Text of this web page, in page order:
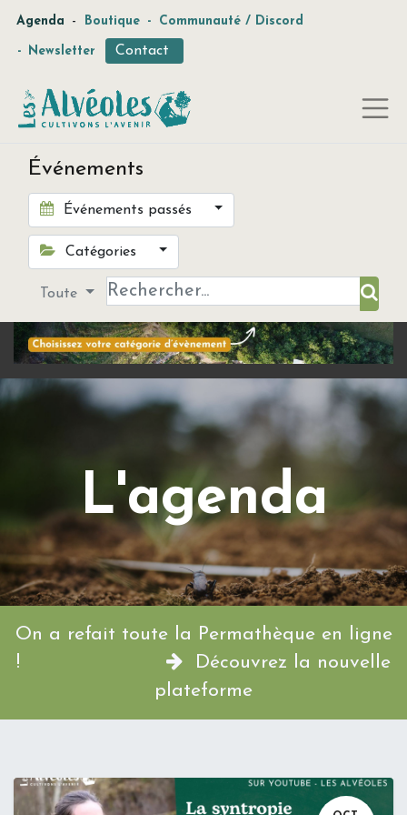
Agenda - Boutique - Communauté / Discord
- Newsletter Contact
Événements
Événements passés
Catégories
Toute
L'agenda
On a refait toute la Permathèque en ligne
!
Découvrez la nouvelle
plateforme